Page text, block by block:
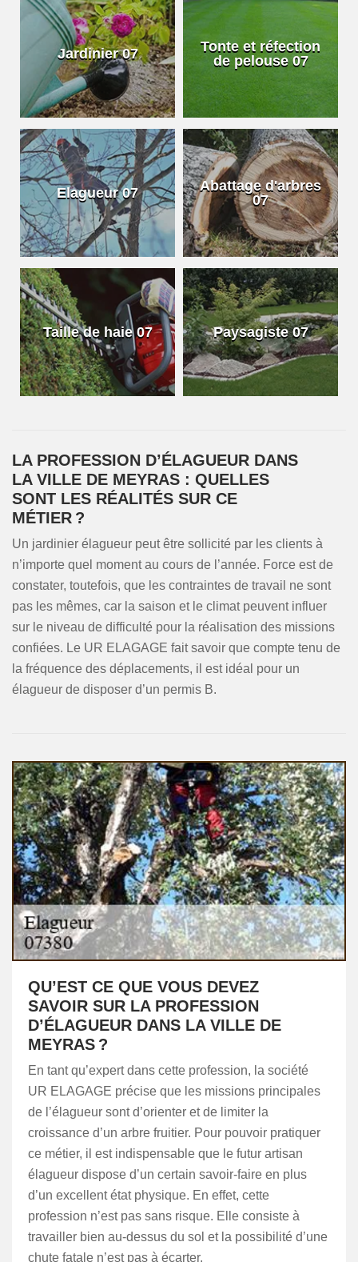
Jardinier 07
Tonte et réfection
de pelouse 07
Elagueur 07
Abattage d'arbres
07
Taille de haie 07 Paysagiste 07
LA PROFESSION D’ÉLAGUEUR DANS
LA VILLE DE MEYRAS : QUELLES
SONT LES RÉALITÉS SUR CE
MÉTIER ?
Un jardinier élagueur peut être sollicité par les clients à
n’importe quel moment au cours de l’année. Force est de
constater, toutefois, que les contraintes de travail ne sont
pas les mêmes, car la saison et le climat peuvent influer
sur le niveau de difficulté pour la réalisation des missions
confiées. Le UR ELAGAGE fait savoir que compte tenu de
la fréquence des déplacements, il est idéal pour un
élagueur de disposer d’un permis B.
QU’EST CE QUE VOUS DEVEZ
SAVOIR SUR LA PROFESSION
D’ÉLAGUEUR DANS LA VILLE DE
MEYRAS ?
En tant qu’expert dans cette profession, la société
UR ELAGAGE précise que les missions principales
de l’élagueur sont d’orienter et de limiter la
croissance d’un arbre fruitier. Pour pouvoir pratiquer
ce métier, il est indispensable que le futur artisan
élagueur dispose d’un certain savoir-faire en plus
d’un excellent état physique. En effet, cette
profession n’est pas sans risque. Elle consiste à
travailler bien au-dessus du sol et la possibilité d’une
chute fatale n’est pas à écarter.